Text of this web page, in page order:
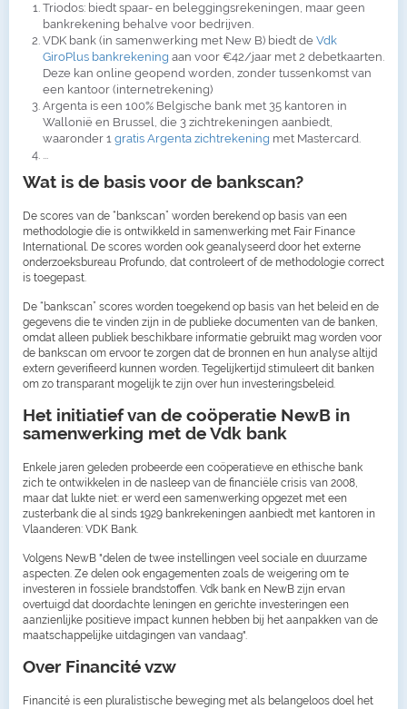
Triodos: biedt spaar- en beleggingsrekeningen, maar geen
bankrekening behalve voor bedrijven.
VDK bank (in samenwerking met New B) biedt de Vdk
GiroPlus bankrekening aan voor €42/jaar met 2 debetkaarten.
Deze kan online geopend worden, zonder tussenkomst van
een kantoor (internetrekening)
Argenta is een 100% Belgische bank met 35 kantoren in
Wallonië en Brussel, die 3 zichtrekeningen aanbiedt,
waaronder 1 gratis Argenta zichtrekening met Mastercard.
...
Wat is de basis voor de bankscan?
De scores van de “bankscan” worden berekend op basis van een
methodologie die is ontwikkeld in samenwerking met Fair Finance
International. De scores worden ook geanalyseerd door het externe
onderzoeksbureau Profundo, dat controleert of de methodologie correct
is toegepast.
De “bankscan” scores worden toegekend op basis van het beleid en de
gegevens die te vinden zijn in de publieke documenten van de banken,
omdat alleen publiek beschikbare informatie gebruikt mag worden voor
de bankscan om ervoor te zorgen dat de bronnen en hun analyse altijd
extern geverifieerd kunnen worden. Tegelijkertijd stimuleert dit banken
om zo transparant mogelijk te zijn over hun investeringsbeleid.
Het initiatief van de coöperatie NewB in
samenwerking met de Vdk bank
Enkele jaren geleden probeerde een coöperatieve en ethische bank
zich te ontwikkelen in de nasleep van de financiële crisis van 2008,
maar dat lukte niet: er werd een samenwerking opgezet met een
zusterbank die al sinds 1929 bankrekeningen aanbiedt met kantoren in
Vlaanderen: VDK Bank.
Volgens NewB "delen de twee instellingen veel sociale en duurzame
aspecten. Ze delen ook engagementen zoals de weigering om te
investeren in fossiele brandstoffen. Vdk bank en NewB zijn ervan
overtuigd dat doordachte leningen en gerichte investeringen een
aanzienlijke positieve impact kunnen hebben bij het aanpakken van de
maatschappelijke uitdagingen van vandaag".
Over Financité vzw
Financité is een pluralistische beweging met als belangeloos doel het